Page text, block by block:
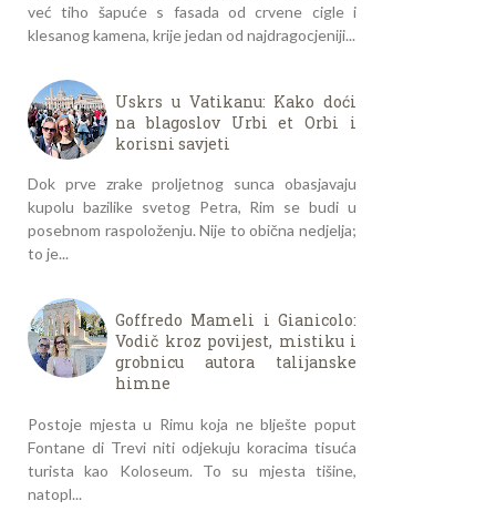
već tiho šapuće s fasada od crvene cigle i
klesanog kamena, krije jedan od najdragocjeniji...
Uskrs u Vatikanu: Kako doći
na blagoslov Urbi et Orbi i
korisni savjeti
Dok prve zrake proljetnog sunca obasjavaju
kupolu bazilike svetog Petra, Rim se budi u
posebnom raspoloženju. Nije to obična nedjelja;
to je...
Goffredo Mameli i Gianicolo:
Vodič kroz povijest, mistiku i
grobnicu autora talijanske
himne
Postoje mjesta u Rimu koja ne blješte poput
Fontane di Trevi niti odjekuju koracima tisuća
turista kao Koloseum. To su mjesta tišine,
natopl...